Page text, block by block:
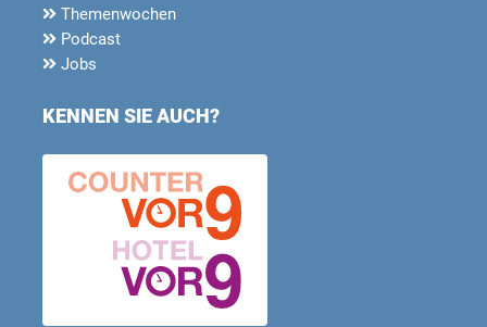
Themenwochen
Podcast
Jobs
KENNEN SIE AUCH?